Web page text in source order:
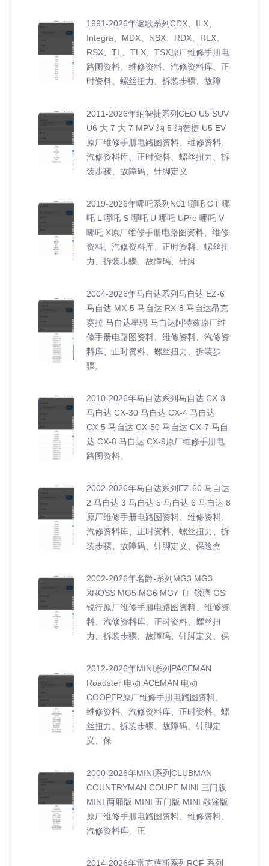
1991-2026年讴歌系列CDX、ILX、
Integra、MDX、NSX、RDX、RLX、
RSX、TL、TLX、TSX原厂维修手册电
路图资料、维修资料、汽修资料库、正
时资料、螺丝扭力、拆装步骤、故障
2011-2026年纳智捷系列CEO U5 SUV
U6 大 7 大 7 MPV 纳 5 纳智捷 U5 EV
原厂维修手册电路图资料、维修资料、
汽修资料库、正时资料、螺丝扭力、拆
装步骤、故障码、针脚定义
2019-2026年哪吒系列N01 哪吒 GT 哪
吒 L 哪吒 S 哪吒 U 哪吒 UPro 哪吒 V
哪吒 X原厂维修手册电路图资料、维修
资料、汽修资料库、正时资料、螺丝扭
力、拆装步骤、故障码、针脚
2004-2026年马自达系列马自达 EZ-6
马自达 MX-5 马自达 RX-8 马自达昂克
赛拉 马自达星骋 马自达阿特兹原厂维
修手册电路图资料、维修资料、汽修资
料库、正时资料、螺丝扭力、拆装步
骤、
2010-2026年马自达系列马自达 CX-3
马自达 CX-30 马自达 CX-4 马自达
CX-5 马自达 CX-50 马自达 CX-7 马自
达 CX-8 马自达 CX-9原厂维修手册电
路图资料、
2002-2026年马自达系列EZ-60 马自达
2 马自达 3 马自达 5 马自达 6 马自达 8
原厂维修手册电路图资料、维修资料、
汽修资料库、正时资料、螺丝扭力、拆
装步骤、故障码、针脚定义、保险盒
2002-2026年名爵-系列MG3 MG3
XROSS MG5 MG6 MG7 TF 锐腾 GS
锐行原厂维修手册电路图资料、维修资
料、汽修资料库、正时资料、螺丝扭
力、拆装步骤、故障码、针脚定义、保
2012-2026年MINI系列PACEMAN
Roadster 电动 ACEMAN 电动
COOPER原厂维修手册电路图资料、
维修资料、汽修资料库、正时资料、螺
丝扭力、拆装步骤、故障码、针脚定
义、保
2000-2026年MINI系列CLUBMAN
COUNTRYMAN COUPE MINI 三门版
MINI 两厢版 MINI 五门版 MINI 敞篷版
原厂维修手册电路图资料、维修资料、
汽修资料库、正
2014-2026年雷克萨斯系列RCF 系列